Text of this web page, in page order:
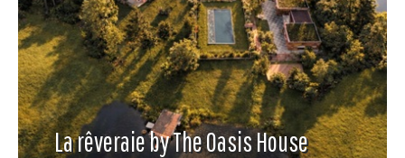
La rêveraie by The Oasis House